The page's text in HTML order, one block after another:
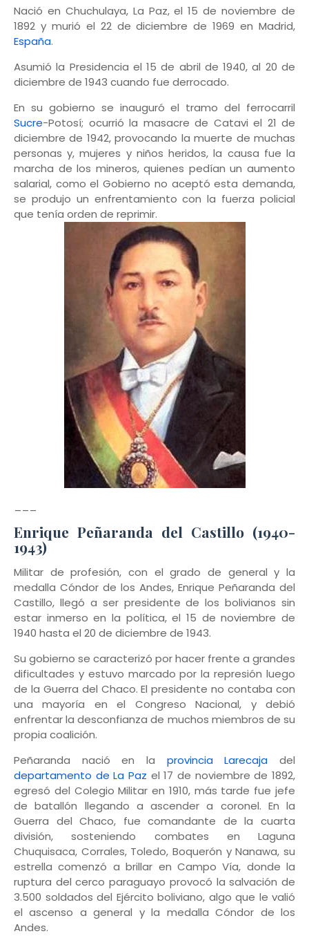
Nació en Chuchulaya, La Paz, el 15 de noviembre de
1892 y murió el 22 de diciembre de 1969 en Madrid,
España.
Asumió la Presidencia el 15 de abril de 1940, al 20 de
diciembre de 1943 cuando fue derrocado.
En su gobierno se inauguró el tramo del ferrocarril
Sucre-Potosí; ocurrió la masacre de Catavi el 21 de
diciembre de 1942, provocando la muerte de muchas
personas y, mujeres y niños heridos, la causa fue la
marcha de los mineros, quienes pedían un aumento
salarial, como el Gobierno no aceptó esta demanda,
se produjo un enfrentamiento con la fuerza policial
que tenía orden de reprimir.
Enrique Peñaranda del Castillo (1940-
1943)
Militar de profesión, con el grado de general y la
medalla Cóndor de los Andes, Enrique Peñaranda del
Castillo, llegó a ser presidente de los bolivianos sin
estar inmerso en la política, el 15 de noviembre de
1940 hasta el 20 de diciembre de 1943.
Su gobierno se caracterizó por hacer frente a grandes
dificultades y estuvo marcado por la represión luego
de la Guerra del Chaco. El presidente no contaba con
una mayoría en el Congreso Nacional, y debió
enfrentar la desconfianza de muchos miembros de su
propia coalición.
Peñaranda nació en la provincia Larecaja del
departamento de La Paz el 17 de noviembre de 1892,
egresó del Colegio Militar en 1910, más tarde fue jefe
de batallón llegando a ascender a coronel. En la
Guerra del Chaco, fue comandante de la cuarta
división, sosteniendo combates en Laguna
Chuquisaca, Corrales, Toledo, Boquerón y Nanawa, su
estrella comenzó a brillar en Campo Vía, donde la
ruptura del cerco paraguayo provocó la salvación de
3.500 soldados del Ejército boliviano, algo que le valió
el ascenso a general y la medalla Cóndor de los
Andes.